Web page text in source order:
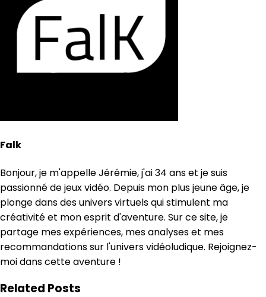
Falk
Bonjour, je m'appelle Jérémie, j'ai 34 ans et je suis
passionné de jeux vidéo. Depuis mon plus jeune âge, je
plonge dans des univers virtuels qui stimulent ma
créativité et mon esprit d'aventure. Sur ce site, je
partage mes expériences, mes analyses et mes
recommandations sur l'univers vidéoludique. Rejoignez-
moi dans cette aventure !
Related Posts